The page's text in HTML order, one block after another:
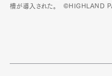
槽が導入された。 ©HIGHLAND